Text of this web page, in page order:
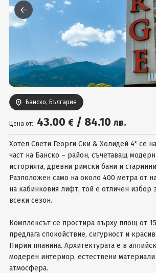
Гърция
Вход
Банско, България
Цена от: 43.00 € / 84.10 лв.
Хотел Свети Георги Ски & Холидей 4* се
част на Банско – район, съчетаващ
историята, древни римски бани и
Разположен само на около 400 метра от
на кабинковия лифт, той е отличен избор
всеки сезон.
Комплексът се простира върху площ от
предлага спокойствие, сигурност и
Пирин планина. Архитектурата е в
модерен интериор, естествени
атмосфера.